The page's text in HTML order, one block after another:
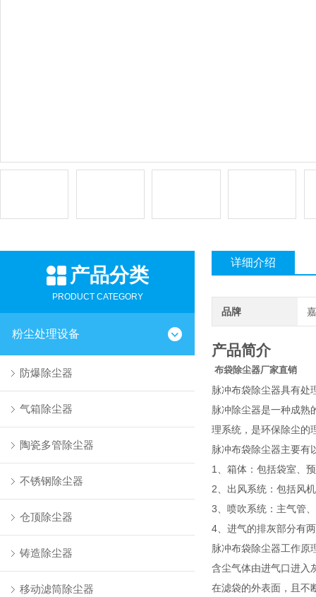
产品分类
PRODUCT CATEGORY
粉尘处理设备
防爆除尘器
气箱除尘器
陶瓷多管除尘器
不锈钢除尘器
仓顶除尘器
铸造除尘器
移动滤筒除尘器
详细介绍
品牌
产品简介
布袋除尘器厂家直销
脉冲布袋除尘器具有处
脉冲除尘器是一种成熟
理系统，是环保除尘的
脉冲布袋除尘器主要有
1、箱体：包括袋室、
2、出风系统：包括风
3、喷吹系统：主气管
4、进气的排灰部分有
脉冲布袋除尘器工作原
含尘气体由进气口进入
在滤袋的外表面，且不